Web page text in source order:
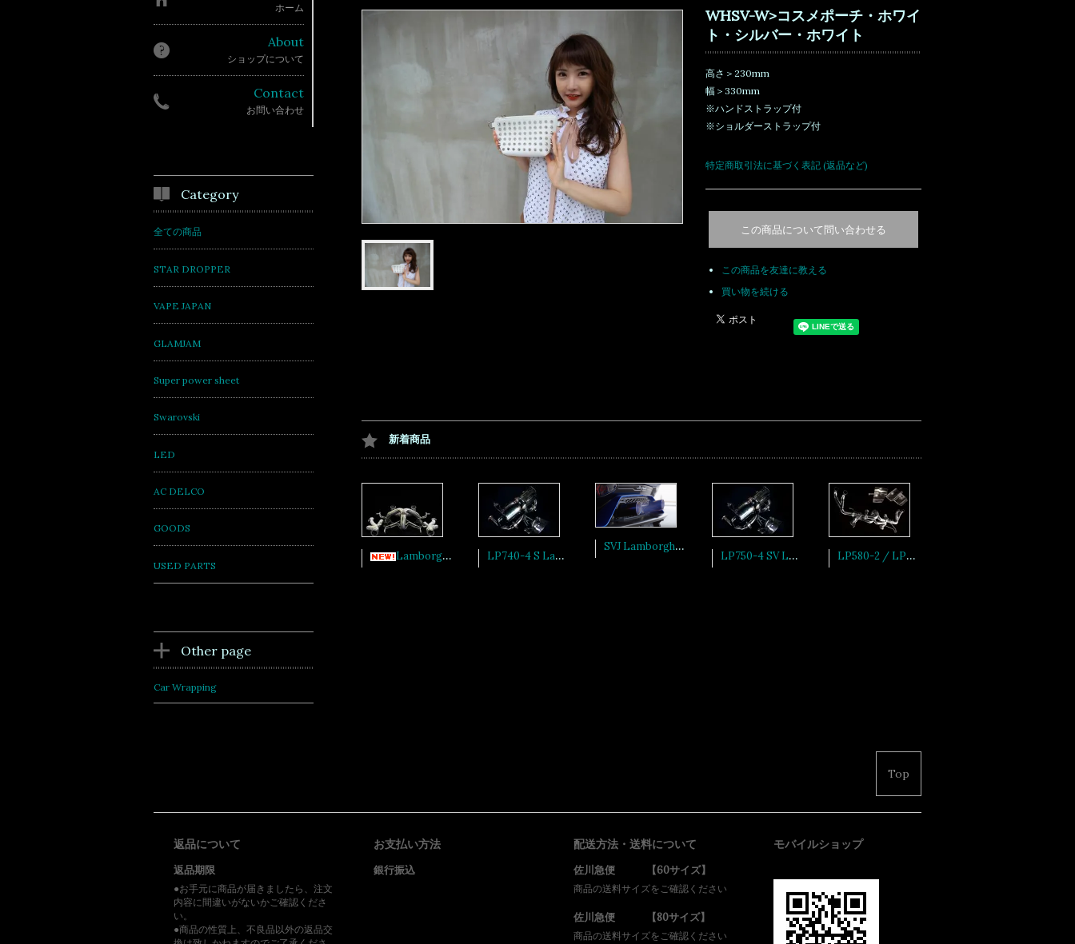
WHSV-W>コスメポーチ・ホワイ
ト・シルバー・ホワイト
高さ＞230mm
幅＞330mm
※ハンドストラップ付
※ショルダーストラップ付
特定商取引法に基づく表記 (返品など)
この商品について問い合わせる
この商品を友達に教える
買い物を続ける
新着商品
Lamborghin REVUELTO エラーキャンセルシステム付ストレートキャタライザーセットリアエキゾースト LP740-4 S Lamborghini Aventador レーシングキャタライザー+消音バルブ+アジャストマフラーエンドSET
SVJ Lamborghini Aventador レーシングキャタライザー+消音バルブ+マフラーチップSET
LP750-4 SV Lamborghini Aventador レーシングキャタライザー+消音バルブ+アジャストマフラーエンドSET LP580-2 / LP610-4 Lamborghini Huracán インコネル製ベースマフラーSET
ホーム
About
ショップについて
Contact
お問い合わせ
Category
全ての商品
STAR DROPPER
VAPE JAPAN
GLAMJAM
Super power sheet
Swarovski
LED
AC DELCO
GOODS
USED PARTS
Other page
Car Wrapping
Top
返品について
返品期限
●お手元に商品が届きましたら、注文
内容に間違いがないかご確認くださ
い。
●商品の性質上、不良品以外の返品交
お支払い方法
銀行振込
配送方法・送料について
佐川急便 【60サイズ】
商品の送料サイズをご確認ください
佐川急便 【80サイズ】
商品の送料サイズをご確認ください
モバイルショップ